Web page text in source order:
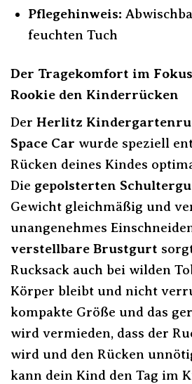
Pflegehinweis:
feuchten Tuch
Der Tragekomfort im
Rookie den Kinderrücken
Der Herlitz
Space Car wurde speziell
Rücken deines Kindes
Die gepolsterten
Gewicht gleichmäßig und
unangenehmes
verstellbare Brustgurt
Rucksack auch bei wilden
Körper bleibt und nicht
kompakte Größe und das
wird vermieden, dass der
wird und den Rücken
kann dein Kind den Tag im